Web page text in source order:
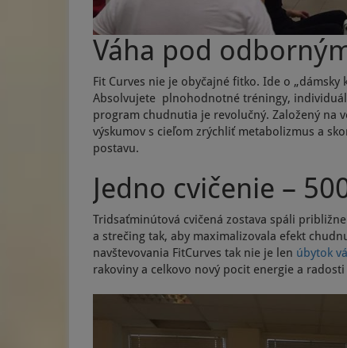
Váha pod
Fit Curves nie je obyčajné fitko. Ide o
Absolvujete plnohodnotné tréningy,
program chudnutia je revolučný. Založený na
výskumov s cieľom zrýchliť metabolizmus a
postavu.
Jedno cvičenie –
Tridsaťminútová cvičená zostava spáli
a strečing tak, aby maximalizovala efekt
navštevovania FitCurves tak nie je len úbytok
rakoviny a celkovo nový pocit energie a